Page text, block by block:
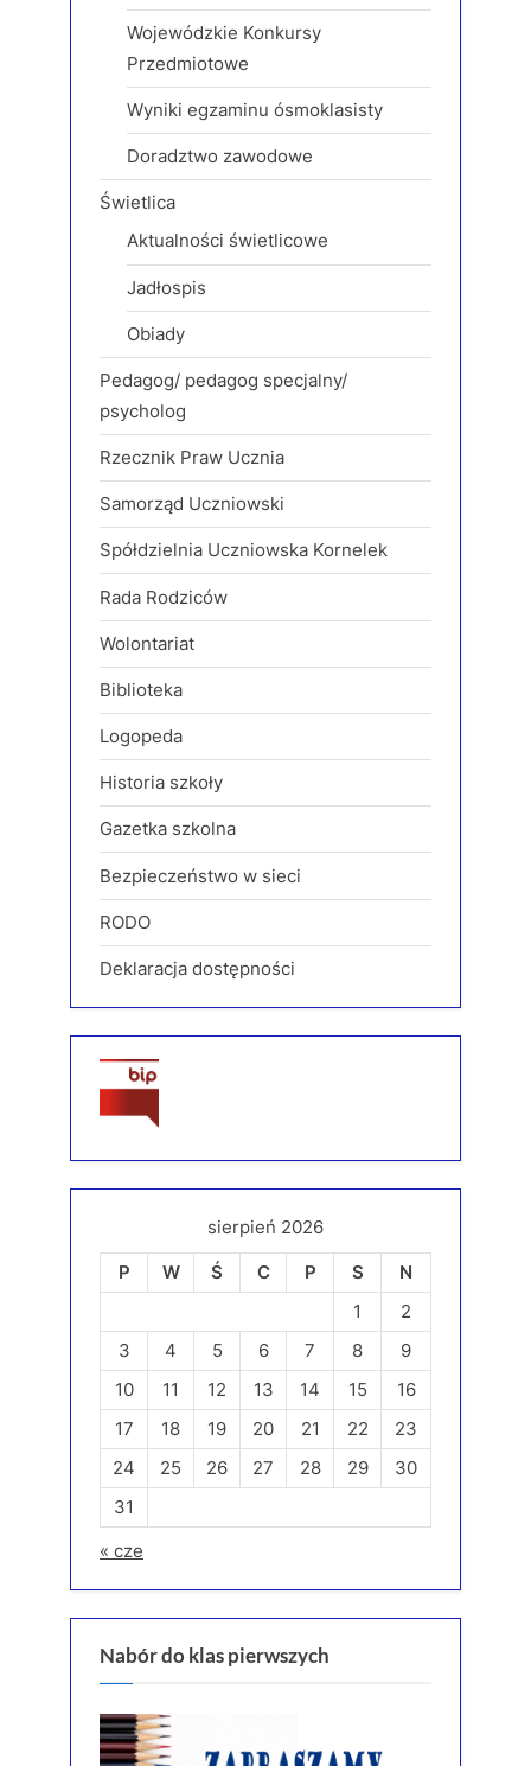
Wojewódzkie Konkursy
Przedmiotowe
Wyniki egzaminu ósmoklasisty
Doradztwo zawodowe
Świetlica
Aktualności świetlicowe
Jadłospis
Obiady
Pedagog/ pedagog specjalny/
psycholog
Rzecznik Praw Ucznia
Samorząd Uczniowski
Spółdzielnia Uczniowska Kornelek
Rada Rodziców
Wolontariat
Biblioteka
Logopeda
Historia szkoły
Gazetka szkolna
Bezpieczeństwo w sieci
RODO
Deklaracja dostępności
sierpień 2026
P
W Ś C P S
N
1
2
3
4 5 6 7 8
9
10
11 12 13 14 15
16
17
18 19 20 21 22
23
24
25 26 27 28 29
30
31
« cze
Nabór do klas pierwszych